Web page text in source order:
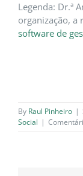
Legenda: Dr.ª
organização, a
software de
By Raul Pinheiro |
Social |